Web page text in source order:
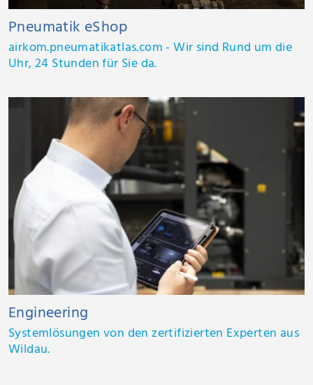
Pneumatik eShop
airkom.pneumatikatlas.com - Wir sind Rund um die
Uhr, 24 Stunden für Sie da.
Engineering
Systemlösungen von den zertifizierten Experten aus
Wildau.